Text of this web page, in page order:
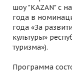
шоу "KAZAN" с
года в
года «За
культуры»
туризма»).
Программа